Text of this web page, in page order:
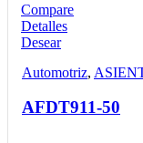
Compare
Detalles
Desear
Automotriz,
AFDT911-50